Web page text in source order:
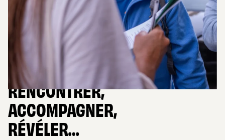
RENCONTRER,
ACCOMPAGNER,
RÉVÉLER…